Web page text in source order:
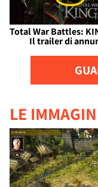
Total War Battles:
Il trailer di
LE